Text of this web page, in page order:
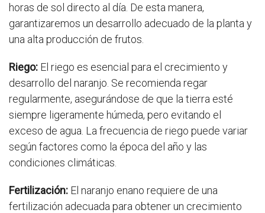
horas de sol directo al día. De esta manera,
garantizaremos un desarrollo adecuado de la planta y
una alta producción de frutos.
Riego: El riego es esencial para el crecimiento y
desarrollo del naranjo. Se recomienda regar
regularmente, asegurándose de que la tierra esté
siempre ligeramente húmeda, pero evitando el
exceso de agua. La frecuencia de riego puede variar
según factores como la época del año y las
condiciones climáticas.
Fertilización: El naranjo enano requiere de una
fertilización adecuada para obtener un crecimiento